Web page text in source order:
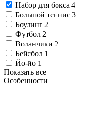
Набор для бокса 4
Большой теннис 3
Боулинг 2
Футбол 2
Воланчики 2
Бейсбол 1
Йо-йо 1
Показать все
Особенности